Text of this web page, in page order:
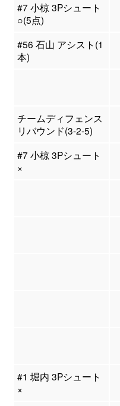
#7 小椋 3Pシュート
○(5点)
#56 石山 アシスト(1
本)
チームディフェンス
リバウンド(3-2-5)
#7 小椋 3Pシュート
×
#1 堀内 3Pシュート
×